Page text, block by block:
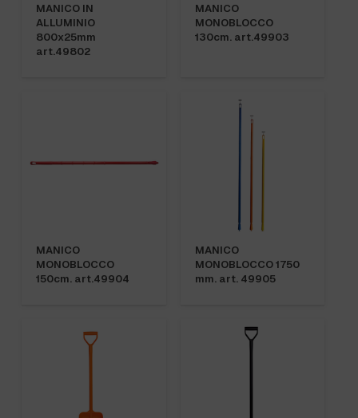
MANICO IN
ALLUMINIO
800x25mm
art.49802
MANICO
MONOBLOCCO
130cm. art.49903
MANICO
MONOBLOCCO
150cm. art.49904
MANICO
MONOBLOCCO 1750
mm. art. 49905